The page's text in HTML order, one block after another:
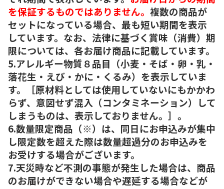
を保証するものではありません。 複数の商品が
セットになっている場合、最も短い期間を表示
しています。なお、法律に基づく賞味（消費）期
限については、各お届け商品に記載しています。
5.アレルギー物質８品目（小麦・そば・卵・乳・
落花生・えび・かに・くるみ）を表示していま
す。［原材料としては使用していないにもかかわ
らず、意図せず混入（コンタミネーション）して
しまうものは、表示しておりません。］。
6.数量限定商品（※）は、同日にお申込みが集中
し限定数を超えた際は数量超過分のお申込みを
お受けする場合がございます。
7.天災時など不測の事態が発生した場合は、商品
のお届けができない場合や遅延する場合などが